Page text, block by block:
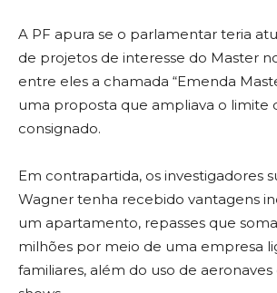
A PF apura se o parlamentar teria
de projetos de interesse do Master
entre eles a chamada “Emenda
uma proposta que ampliava o limite
consignado.
Em contrapartida, os investigadores
Wagner tenha recebido vantagens
um apartamento, repasses que
milhões por meio de uma empresa
familiares, além do uso de aeronaves